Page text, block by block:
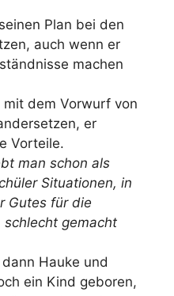
Plan bei den
auch wenn er
machen
mit dem Vorwurf von
er
Vorteile.
man schon als
Situationen, in
Gutes für die
schlecht gemacht
Hauke und
ein Kind geboren,